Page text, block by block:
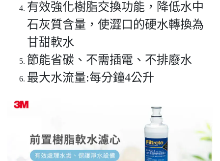
有效強化樹脂交換功能，降低水中
石灰質含量，使澀口的硬水轉換為
甘甜軟水
節能省碳、不需插電、不排廢水
最大水流量:每分鐘4公升